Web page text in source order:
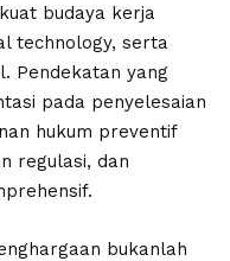
budaya kerja
technology, serta
Pendekatan yang
pada penyelesaian
hukum preventif
regulasi, dan
bukanlah